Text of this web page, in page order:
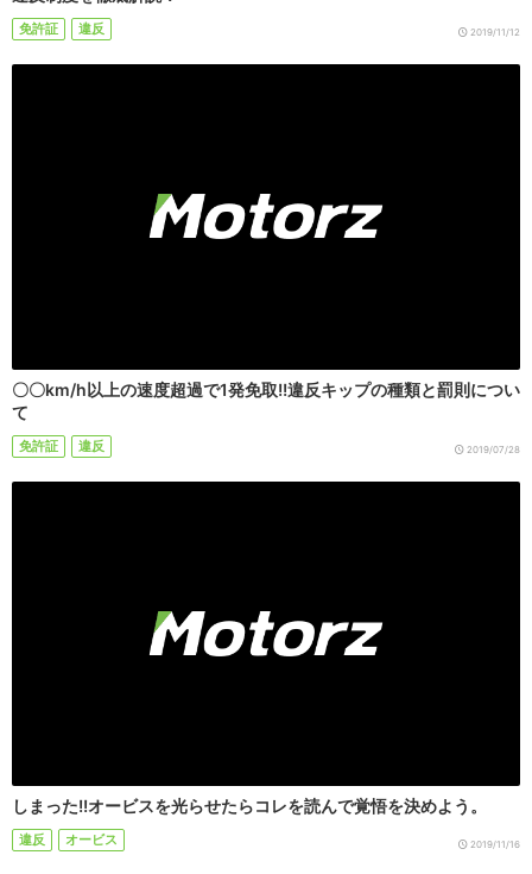
免許証 違反 2019/11/12
〇〇km/h以上の速度超過で1発免取!!違反キップの種類と罰則につい
て
免許証 違反 2019/07/28
しまった!!オービスを光らせたらコレを読んで覚悟を決めよう。
違反 オービス 2019/11/16